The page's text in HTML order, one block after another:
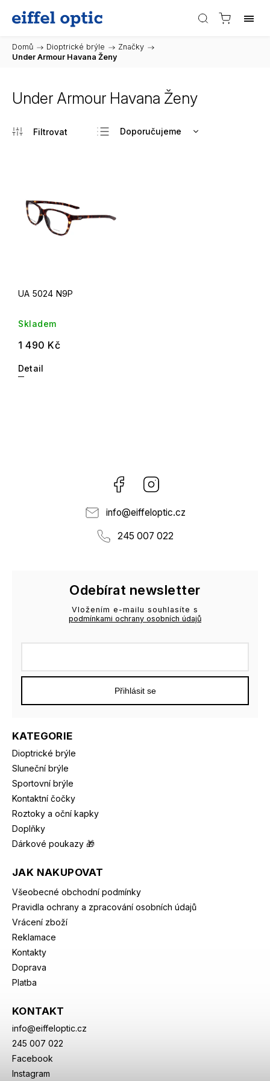
Domů / Dioptrické brýle / Značky /
Under Armour Havana Ženy
Under Armour Havana Ženy
Doporučujeme
UA 5024 N9P
Skladem
1 490 Kč
Detail
Facebook
info@eiffeloptic.cz
245 007 022
KATEGORIE
Dioptrické brýle
Sluneční brýle
Sportovní brýle
Kontaktní čočky
Roztoky a oční kapky
Doplňky
Dárkové poukazy 🎁
JAK NAKUPOVAT
Všeobecné obchodní podmínky
Pravidla ochrany a zpracování osobních údajů
Vrácení zboží
Reklamace
Kontakty
Doprava
Platba
KONTAKT
info@eiffeloptic.cz
245 007 022
Facebook
Instagram
Odebírat newsletter
Vložením e-mailu souhlasíte s
podmínkami ochrany osobních údajů
Přihlásit se